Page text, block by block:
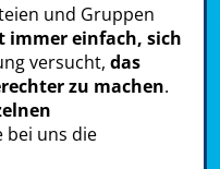
und Gruppen
immer einfach, sich
versucht, das
zu machen.
bei uns die